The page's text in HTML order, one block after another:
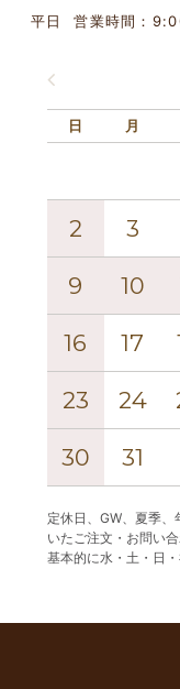
日 月
2 3
9 10
16 17
23 24
30 31
定休日、GW、夏季、
いたご注文・お問い
基本的に水・土・日
平日 営業時間：